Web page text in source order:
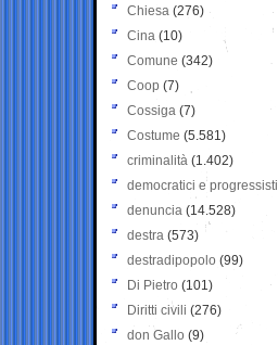
Chiesa (276)
Cina (10)
Comune (342)
Coop (7)
Cossiga (7)
Costume (5.581)
criminalità (1.402)
democratici e progressisti
denuncia (14.528)
destra (573)
destradipopolo (99)
Di Pietro (101)
Diritti civili (276)
don Gallo (9)